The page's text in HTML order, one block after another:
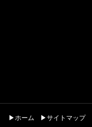
▶ホーム ▶サイトマップ